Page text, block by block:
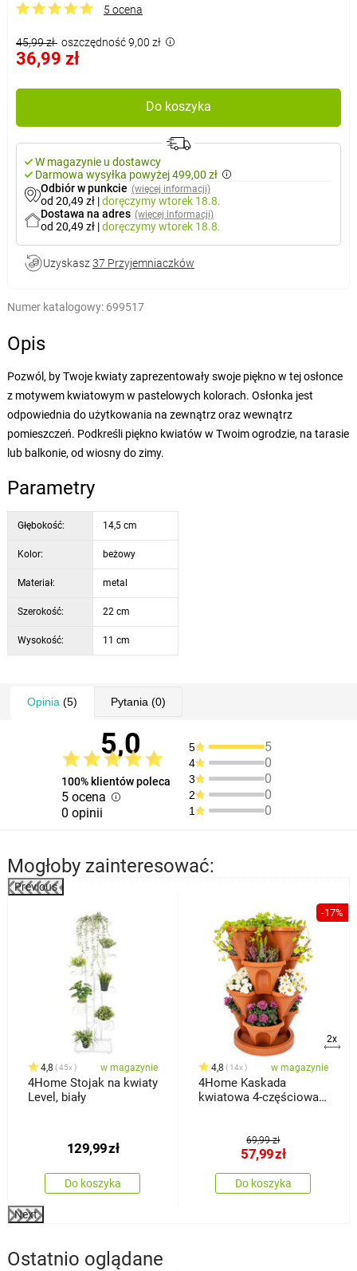
5 ocena
45,99 zł oszczędność 9,00 zł
36,99 zł
Do koszyka
W magazynie u dostawcy
Darmowa wysyłka powyżej 499,00 zł
Odbiór w punkcie (więcej informacji)
od 20,49 zł |doręczymywtorek 18.8.
Dostawa na adres (więcej informacji)
od 20,49 zł |doręczymywtorek 18.8.
Uzyskasz 37 Przyjemniaczków
Numer katalogowy: 699517
Opis
Pozwól, by Twoje kwiaty zaprezentowały swoje piękno w tej osłonce
z motywem kwiatowym w pastelowych kolorach. Osłonka jest
odpowiednia do użytkowania na zewnątrz oraz wewnątrz
pomieszczeń. Podkreśli piękno kwiatów w Twoim ogrodzie, na tarasie
lub balkonie, od wiosny do zimy.
Parametry
Głębokość: 14,5 cm
Kolor: beżowy
Materiał: metal
Szerokość: 22 cm
Wysokość: 11 cm
Opinia (5) Pytania (0)
5,0
100% klientów poleca
5 ocena
0 opinii
5 5
4 0
3 0
2 0
1 0
Mogłoby zainteresować:
Previous
4,8 45x w magazynie
4Home Stojak na kwiaty
Level, biały
129,99zł
Do koszyka
-17%
2x
4,8 14x w magazynie
4Home Kaskada
kwiatowa 4-częściowa,
69,99 zł
57,99zł
Do koszyka
Next
Ostatnio oglądane